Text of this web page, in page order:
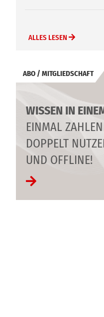
ALLES LESEN
ABO / MITGLIEDSCHAFT
WISSEN IN
EINMAL
DOPPELT
UND OFFLINE!